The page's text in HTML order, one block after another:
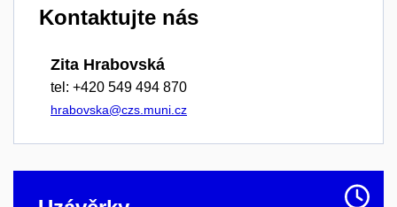
Kontaktujte nás
Zita Hrabovská
tel: +420 549 494 870
hrabovska@czs.muni.cz